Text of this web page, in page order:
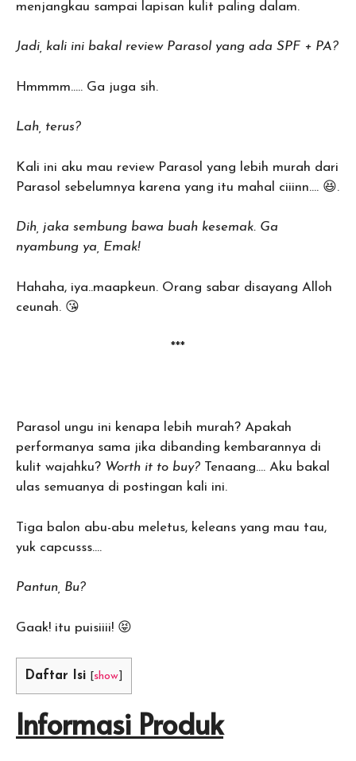
menjangkau sampai lapisan kulit paling dalam.
Jadi, kali ini bakal review Parasol yang ada SPF + PA?
Hmmmm….. Ga juga sih.
Lah, terus?
Kali ini aku mau review Parasol yang lebih murah dari
Parasol sebelumnya karena yang itu mahal ciiinn…. 😆.
Dih, jaka sembung bawa buah kesemak. Ga
nyambung ya, Emak!
Hahaha, iya..maapkeun. Orang sabar disayang Alloh
ceunah. 😘
***
Parasol ungu ini kenapa lebih murah? Apakah
performanya sama jika dibanding kembarannya di
kulit wajahku? Worth it to buy? Tenaang…. Aku bakal
ulas semuanya di postingan kali ini.
Tiga balon abu-abu meletus, keleans yang mau tau,
yuk capcusss….
Pantun, Bu?
Gaak! itu puisiiii! 😝
Daftar Isi [show
Informasi Produk